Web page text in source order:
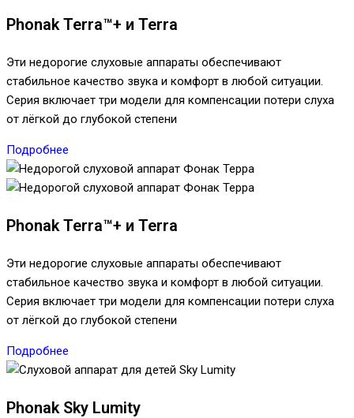
Phonak Terra™+ и Terra
Эти недорогие слуховые аппараты обеспечивают
стабильное качество звука и комфорт в любой ситуации.
Серия включает три модели для компенсации потери слуха
от лёгкой до глубокой степени
Подробнее
Phonak Terra™+ и Terra
Эти недорогие слуховые аппараты обеспечивают
стабильное качество звука и комфорт в любой ситуации.
Серия включает три модели для компенсации потери слуха
от лёгкой до глубокой степени
Подробнее
Phonak Sky Lumity